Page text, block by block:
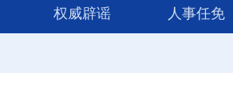
权威辟谣 人事任免